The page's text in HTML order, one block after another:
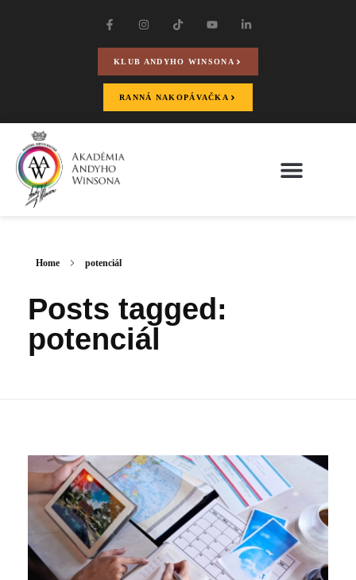
KLUB ANDYHO WINSONA
RANNÁ NAKOPÁVAČKA
Home potenciál
Posts tagged:
potenciál